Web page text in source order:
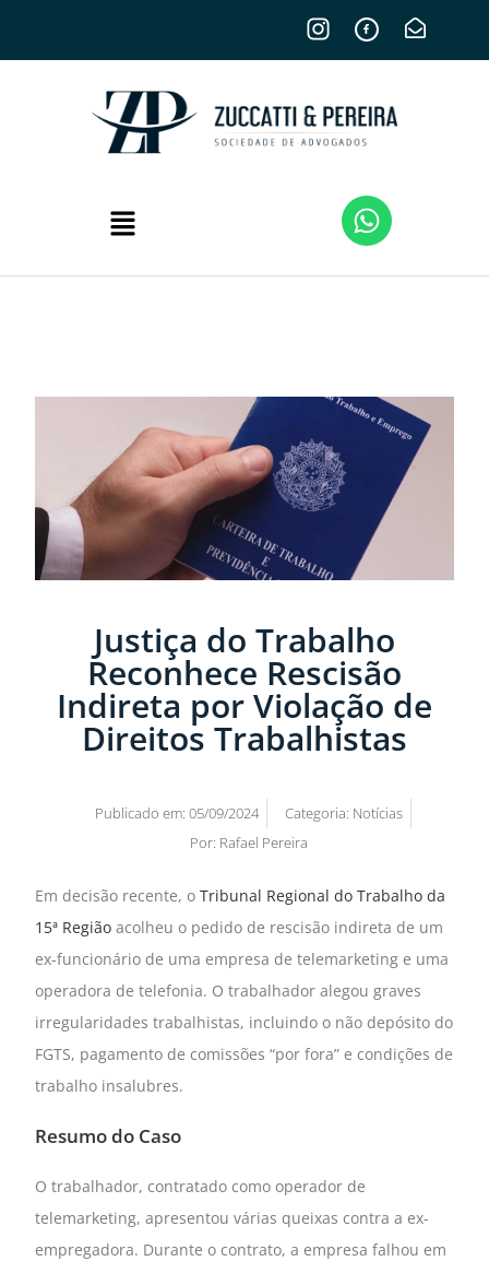
Justiça do Trabalho
Reconhece Rescisão
Indireta por Violação de
Direitos Trabalhistas
Publicado em: 05/09/2024 Categoria: Notícias
Por: Rafael Pereira
Em decisão recente, oTribunal Regional do Trabalho da
15ª Região acolheu o pedido de rescisão indireta de um
ex-funcionário de uma empresa de telemarketing e uma
operadora de telefonia. O trabalhador alegou graves
irregularidades trabalhistas, incluindo o não depósito do
FGTS, pagamento de comissões “por fora” e condições de
trabalho insalubres.
Resumo do Caso
O trabalhador, contratado como operador de
telemarketing, apresentou várias queixas contra a ex-
empregadora. Durante o contrato, a empresa falhou em